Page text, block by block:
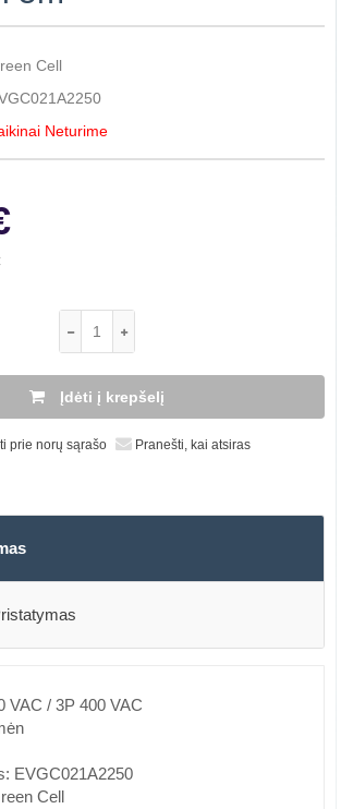
Cell
Neturime
Įdėti į krepšelį
prie norų sąrašo Pranešti, kai atsiras
VAC / 3P 400 VAC
EVGC021A2250
Cell